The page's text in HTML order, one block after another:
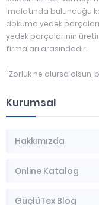
İmalatında bulunduğu
dokuma yedek
yedek parçalarının
firmaları arasındadır.
"Zorluk ne olursa olsun,
Kurumsal
Hakkımızda
Online Katalog
GüçlüTex Blog